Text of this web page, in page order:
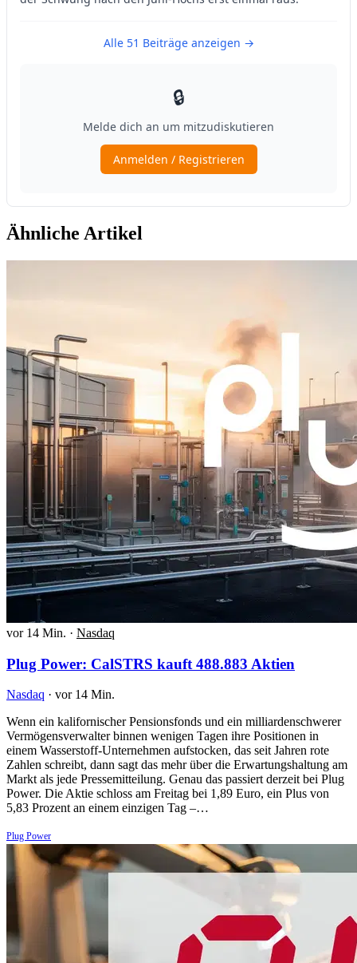
Ähnliche Artikel
vor 14 Min. · Nasdaq
Plug Power: CalSTRS kauft 488.883 Aktien
Nasdaq · vor 14 Min.
Wenn ein kalifornischer Pensionsfonds und ein milliardenschwerer
Vermögensverwalter binnen wenigen Tagen ihre Positionen in
einem Wasserstoff-Unternehmen aufstocken, das seit Jahren rote
Zahlen schreibt, dann sagt das mehr über die Erwartungshaltung am
Markt als jede Pressemitteilung. Genau das passiert derzeit bei Plug
Power. Die Aktie schloss am Freitag bei 1,89 Euro, ein Plus von
5,83 Prozent an einem einzigen Tag –…
Plug Power